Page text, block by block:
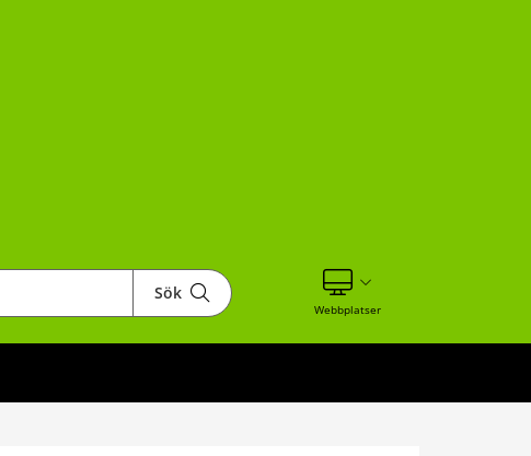
Sök
WebbplatserVisa våra andra webbplatser